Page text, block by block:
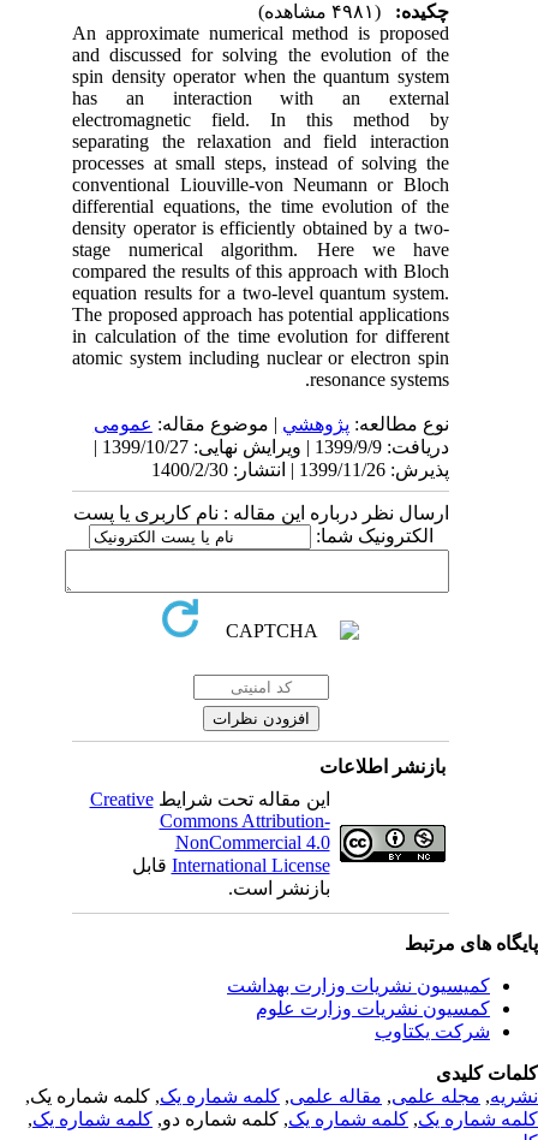
چکیده:
An approximate numerical method is proposed
and discussed for solving the evolution of the
spin density operator when the quantum system
has an interaction with an external
electromagnetic field. In this method by
separating the relaxation and field interaction
processes at small steps, instead of solving the
conventional Liouville-von Neumann or Bloch
differential equations, the time evolution of the
density operator is efficiently obtained by a two-
stage numerical algorithm. Here we have
compared the results of this approach with Bloch
equation results for a two-level quantum system.
The proposed approach has potential applications
in calculation of the time evolution for different
atomic system including nuclear or electron spin
resonance systems.
نوع مطالعه:پژوهشي| موضوع مقاله:عمومى
دریافت: 1399/9/9 | ویرایش نهایی: 1399/10/27 |
پذیرش: 1399/11/26 | انتشار: 1400/2/30
ارسال نظر درباره این مقاله : نام کاربری یا پست
الکترونیک شما:
بازنشر اطلاعات
این مقاله تحت شرایطCreative
Commons Attribution-
NonCommercial 4.0
International Licenseقابل
بازنشر است.
های مرتبط
کمیسیون نشریات وزارت بهداشت
کمسیون نشریات وزارت علوم
شرکت یکتاوب
کلیدی
,مجله علمی, مقاله علمی, کلمه شماره یک, کلمه شماره یک,
شماره یک,کلمه شماره یک, کلمه شماره دو,کلمه شماره یک,